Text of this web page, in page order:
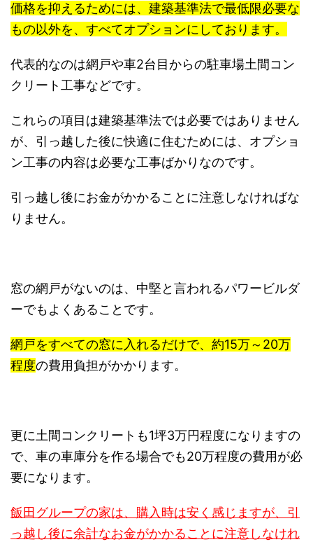
価格を抑えるためには、建築基準法で最低限必要な
もの以外を、すべてオプションにしております。
代表的なのは網戸や車2台目からの駐車場土間コン
クリート工事などです。
これらの項目は建築基準法では必要ではありません
が、引っ越した後に快適に住むためには、オプショ
ン工事の内容は必要な工事ばかりなのです。
引っ越し後にお金がかかることに注意しなければな
りません。
窓の網戸がないのは、中堅と言われるパワービルダ
ーでもよくあることです。
網戸をすべての窓に入れるだけで、約15万～20万
程度の費用負担がかかります。
更に土間コンクリートも1坪3万円程度になりますの
で、車の車庫分を作る場合でも20万程度の費用が必
要になります。
飯田グループの家は、購入時は安く感じますが、引
っ越し後に余計なお金がかかることに注意しなけれ